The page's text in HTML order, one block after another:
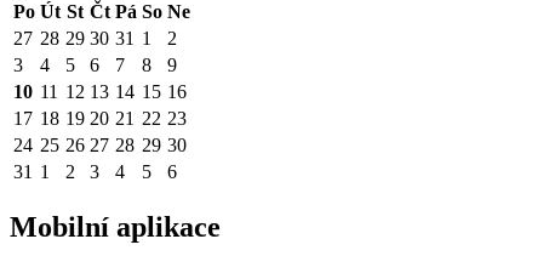
Po Út St Čt Pá So Ne
27 28 29 30 31 1
2
3
4 5 6 7 8
9
10 11 12 13 14 15 16
17 18 19 20 21 22 23
24 25 26 27 28 29 30
31 1 2 3 4 5 6
Mobilní aplikace